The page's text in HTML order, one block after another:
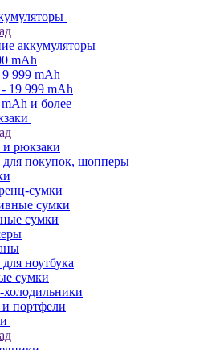
аккумуляторы
mAh
9 999 mAh
19 999 mAh
и более
рюкзаки
покупок, шопперы
сумки
сумки
сумки
ноутбука
сумки
портфели